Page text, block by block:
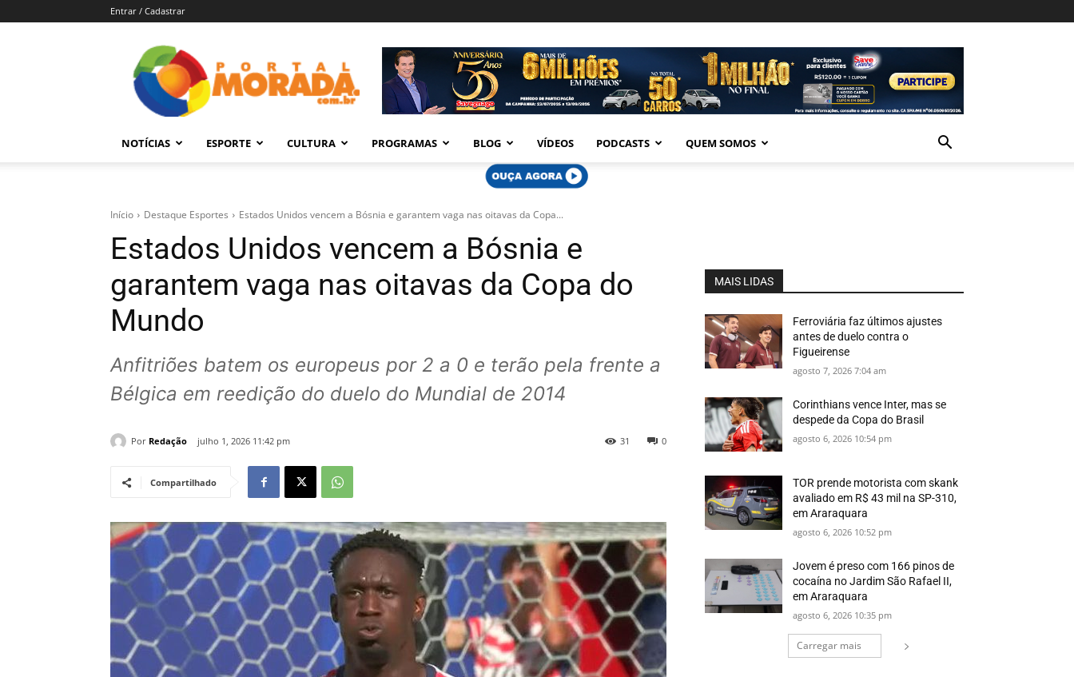
Entrar / Cadastrar
Morada
–
Araraquara
NOTÍCIAS ESPORTE CULTURA PROGRAMAS BLOG VÍDEOS PODCASTS QUEM SOMOS
Início Destaque Esportes Estados Unidos vencem a Bósnia e garantem vaga nas oitavas da Copa...
Estados Unidos vencem a Bósnia e
garantem vaga nas oitavas da Copa do
Mundo
Anfitriões batem os europeus por 2 a 0 e terão pela frente a
Bélgica em reedição do duelo do Mundial de 2014
Por Redação julho 1, 2026 11:42 pm 0
31
Compartilhado
MAIS LIDAS
Ferroviária faz últimos ajustes
antes de duelo contra o
Figueirense
agosto 7, 2026 7:04 am
Corinthians vence Inter, mas se
despede da Copa do Brasil
agosto 6, 2026 10:54 pm
TOR prende motorista com skank
avaliado em R$ 43 mil na SP-310,
em Araraquara
agosto 6, 2026 10:52 pm
Jovem é preso com 166 pinos de
cocaína no Jardim São Rafael II,
em Araraquara
agosto 6, 2026 10:35 pm
Carregar mais